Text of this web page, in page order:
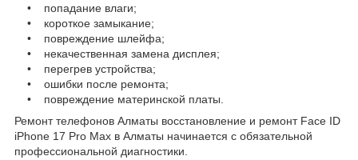
• попадание влаги;
• короткое замыкание;
• повреждение шлейфа;
• некачественная замена дисплея;
• перегрев устройства;
• ошибки после ремонта;
• повреждение материнской платы.
Ремонт телефонов Алматы восстановление и ремонт Face ID
iPhone 17 Pro Max в Алматы начинается с обязательной
профессиональной диагностики.